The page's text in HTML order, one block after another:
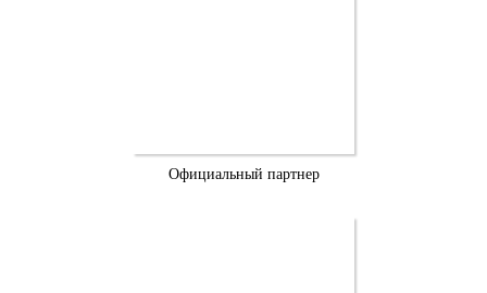
Официальный партнер